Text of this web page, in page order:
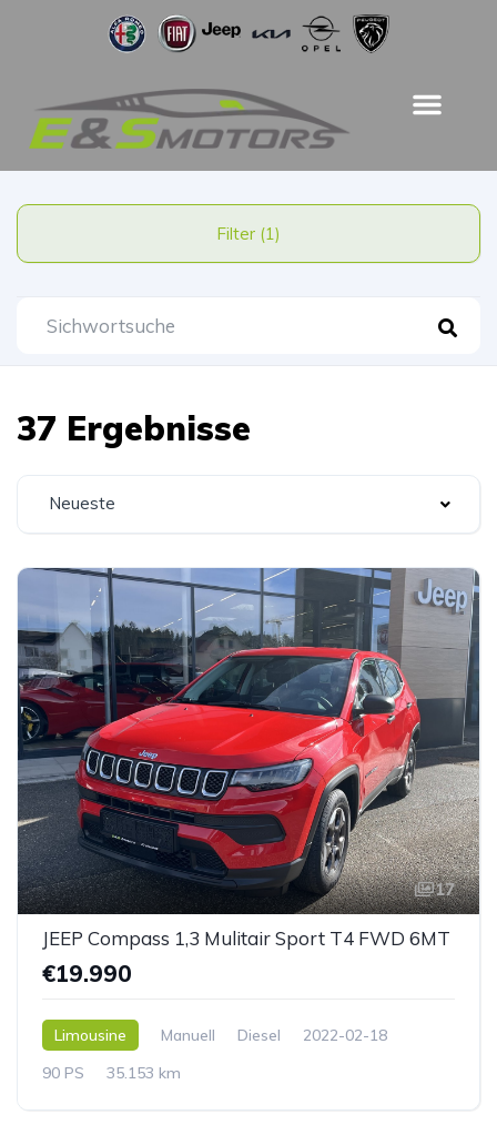
Filter (1)
37 Ergebnisse
Neueste
17
JEEP Compass 1,3 Mulitair Sport T4 FWD 6MT
€19.990
Limousine Manuell Diesel
2022-02-18
90 PS
35.153 km